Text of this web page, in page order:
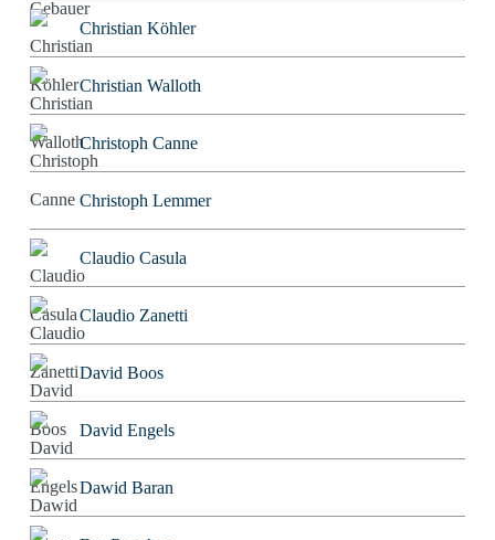
Christian Köhler
Christian Walloth
Christoph Canne
Christoph Lemmer
Claudio Casula
Claudio Zanetti
David Boos
David Engels
Dawid Baran